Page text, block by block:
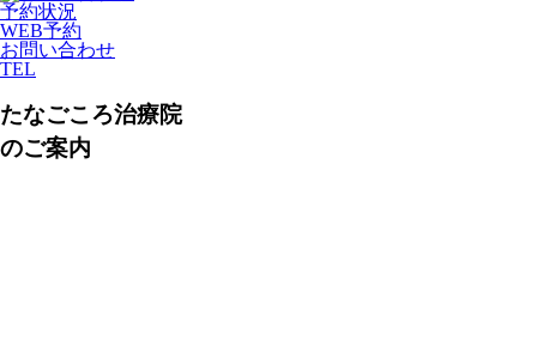
予約状況
WEB予約
お問い合わせ
TEL
たなごころ治療院
のご案内